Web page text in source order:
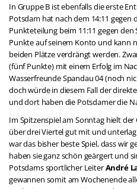
In Gruppe B ist ebenfalls die erste
Potsdam hat nach dem 14:11 gegen
Punkteteilung beim 11:11 gegen den
Punkte auf seinem Konto und kann
beiden Plätze verdrängt werden.
(fünf Punkte) mit einem Erfolg im
Wasserfreunde Spandau 04 (noch
doch würde in diesem Fall der
und dort haben die Potsdamer die
Im Spitzenspiel am Sonntag hielt der
über drei Viertel gut mit und
war das bisher beste Spiel, dass wir
haben sie ganz schön geärgert und
Potsdams sportlicher LeiterAndré
gewannen somit am Wochenende